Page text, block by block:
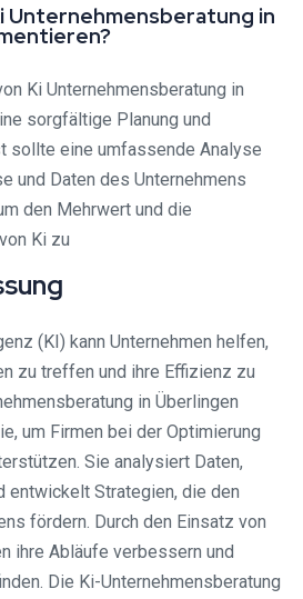
Unternehmensberatung in
Ki Unternehmensberatung in
sorgfältige Planung und
sollte eine umfassende Analyse
und Daten des Unternehmens
den Mehrwert und die
Ki zu
(KI) kann Unternehmen helfen,
zu treffen und ihre Effizienz zu
in Überlingen
um Firmen bei der Optimierung
Sie analysiert Daten,
entwickelt Strategien, die den
fördern. Durch den Einsatz von
ihre Abläufe verbessern und
Die Ki-Unternehmensberatung